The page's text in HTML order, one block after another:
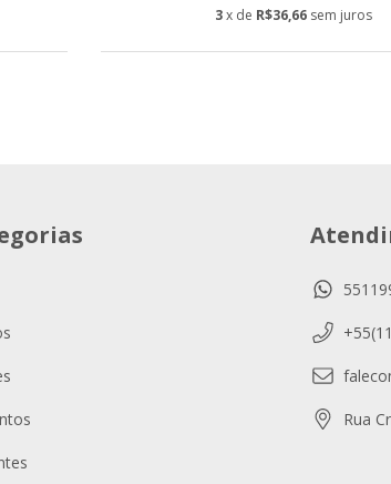
3x de R$36,66 sem juros
Rua